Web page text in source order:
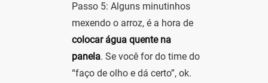
Passo 5: Alguns minutinhos
mexendo o arroz, é a hora de
colocar água quente na
panela. Se você for do time do
“faço de olho e dá certo”, ok.